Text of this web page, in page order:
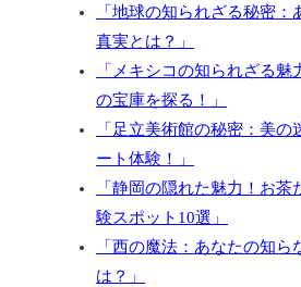
「地球の知られざる秘密
真実とは？」
「メキシコの知られざる
の宝庫を探る！」
「足立美術館の秘密：美
ート体験！」
「静岡の隠れた魅力！お
験スポット10選」
「西の魔法：あなたの知ら
は？」